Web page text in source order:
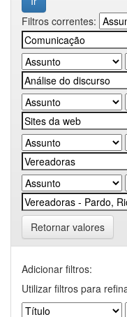
Filtros correntes:
Retornar valores
Adicionar filtros:
Utilizar filtros para